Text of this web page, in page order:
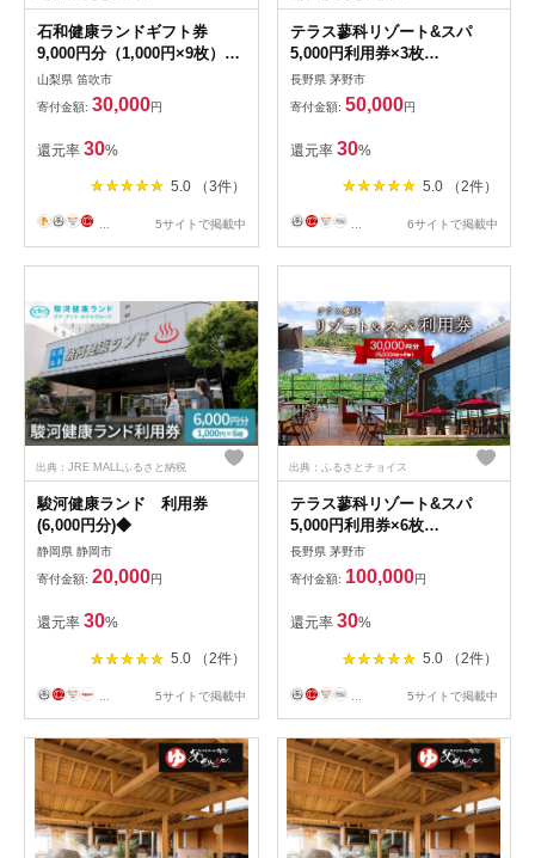
石和健康ランドギフト券
9,000円分（1,000円×9枚）
144-003
山梨県 笛吹市
寄付金額: 30,000円
還元率 30%
5.0 （3件）
5サイトで掲載中
テラス蓼科リゾート&スパ
5,000円利用券×3枚
【1416511】
長野県 茅野市
寄付金額: 50,000円
還元率 30%
5.0 （2件）
6サイトで掲載中
出典：JRE MALLふるさと納税
駿河健康ランド 利用券
(6,000円分)◆
静岡県 静岡市
寄付金額: 20,000円
還元率 30%
5.0 （2件）
... 5サイトで掲載中
出典：ふるさとチョイス
テラス蓼科リゾート&スパ
5,000円利用券×6枚
【1416512】
長野県 茅野市
寄付金額: 100,000円
還元率 30%
5.0 （2件）
... 5サイトで掲載中